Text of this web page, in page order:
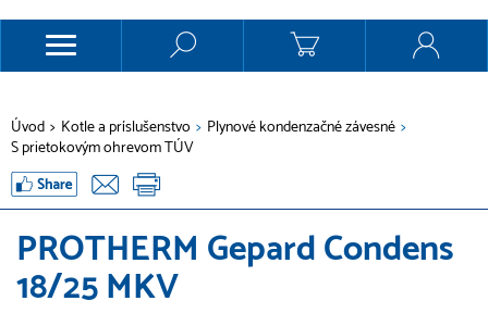
Úvod > Kotle a príslušenstvo > Plynové kondenzačné závesné >
S prietokovým ohrevom TÚV
PROTHERM Gepard Condens
18/25 MKV